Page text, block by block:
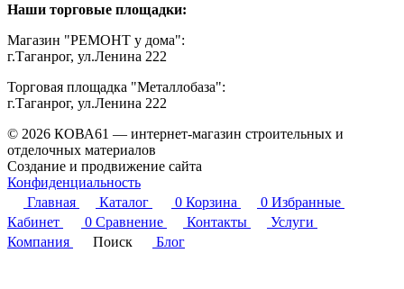
Наши торговые площадки:
Магазин "РЕМОНТ у дома":
г.Таганрог, ул.Ленина 222
Торговая площадка "Металлобаза":
г.Таганрог, ул.Ленина 222
© 2026 КОВА61 — интернет-магазин строительных и
отделочных материалов
Создание и продвижение сайта
Конфиденциальность
Главная
Каталог 0 Корзина 0 Избранные
Кабинет
0 Сравнение Контакты
Услуги
Компания
Поиск Блог